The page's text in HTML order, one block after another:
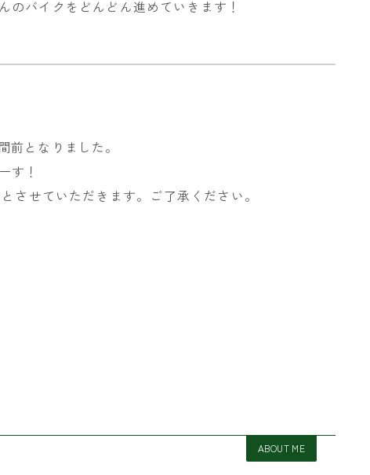
のバイクをどんどん進めていきます！
となりました。
す！
させていただきます。ご了承ください。
ABOUT ME